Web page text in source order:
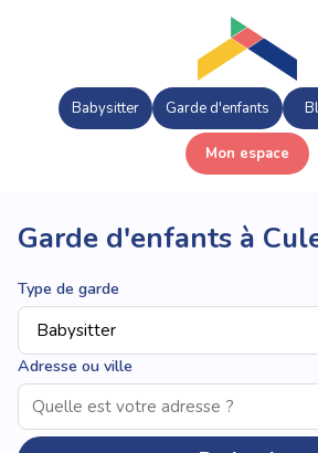
Babysitter Garde d'enfants
Mon espace
Garde d'enfants à
Type de garde
Adresse ou ville